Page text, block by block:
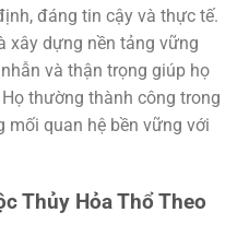
đáng tin cậy và thực tế.
xây dựng nền tảng vững
và thận trọng giúp họ
thường thành công trong
mối quan hệ bền vững với
Thủy Hỏa Thổ Theo